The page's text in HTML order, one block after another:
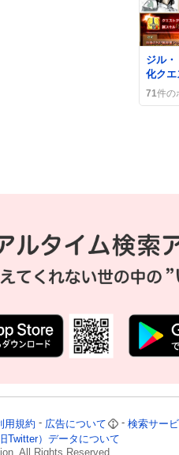
ジル
化クエ
増加や
71件の
用規約 広告について 検索サー
Twitter）データについて
All Rights Reserved.